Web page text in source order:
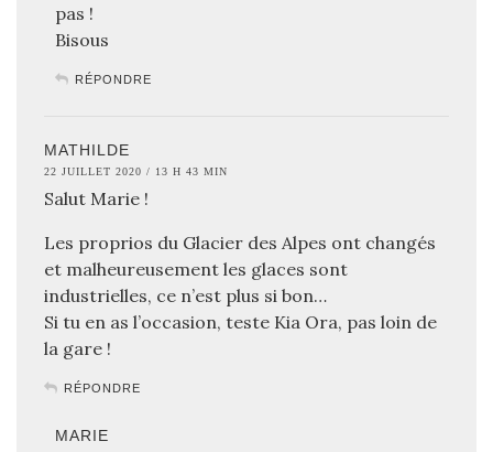
pas !
Bisous
RÉPONDRE
MATHILDE
22 JUILLET 2020 / 13 H 43 MIN
Salut Marie !
Les proprios du Glacier des Alpes ont changés
et malheureusement les glaces sont
industrielles, ce n’est plus si bon…
Si tu en as l’occasion, teste Kia Ora, pas loin de
la gare !
RÉPONDRE
MARIE